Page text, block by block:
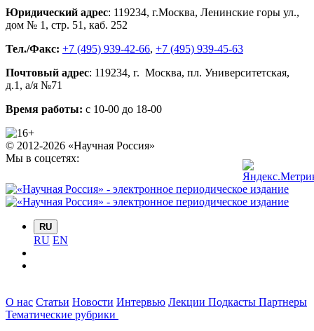
Юридический адрес: 119234, г.Москва, Ленинские горы ул.,
дом № 1, стр. 51 , каб. 252
Тел./Факс: +7 (495) 939-42-66, +7 (495) 939-45-63
Почтовый адрес: 119234, г. Москва, пл. Университетская,
д.1 , а/я №71
Время работы: с 10-00 до 18-00
© 2012-2026 «Научная Россия»
Мы в соцсетях:
RU
RU EN
О нас Статьи Новости Интервью Лекции Подкасты Партнеры
Тематические рубрики